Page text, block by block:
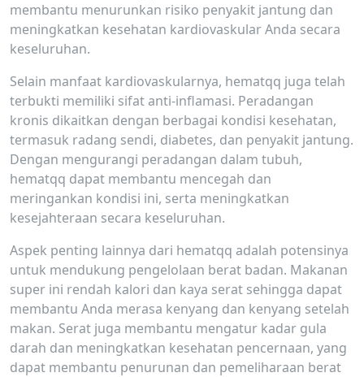
membantu menurunkan risiko penyakit jantung dan
meningkatkan kesehatan kardiovaskular Anda secara
keseluruhan.
Selain manfaat kardiovaskularnya, hematqq juga telah
terbukti memiliki sifat anti-inflamasi. Peradangan
kronis dikaitkan dengan berbagai kondisi kesehatan,
termasuk radang sendi, diabetes, dan penyakit jantung.
Dengan mengurangi peradangan dalam tubuh,
hematqq dapat membantu mencegah dan
meringankan kondisi ini, serta meningkatkan
kesejahteraan secara keseluruhan.
Aspek penting lainnya dari hematqq adalah potensinya
untuk mendukung pengelolaan berat badan. Makanan
super ini rendah kalori dan kaya serat sehingga dapat
membantu Anda merasa kenyang dan kenyang setelah
makan. Serat juga membantu mengatur kadar gula
darah dan meningkatkan kesehatan pencernaan, yang
dapat membantu penurunan dan pemeliharaan berat